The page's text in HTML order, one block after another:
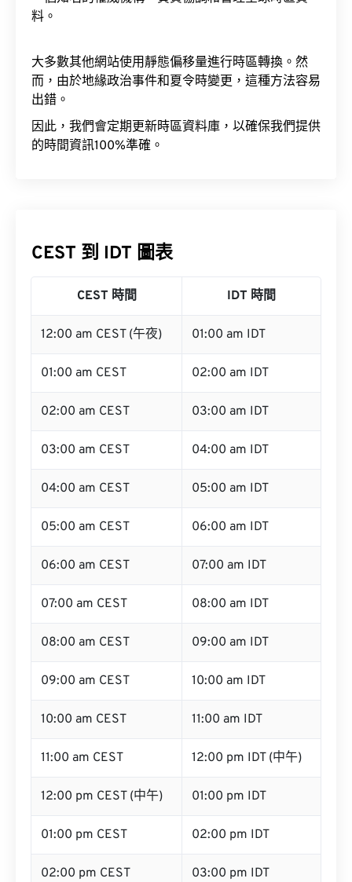
料。
大多數其他網站使用靜態偏移量進行時區轉換。然
而，由於地緣政治事件和夏令時變更，這種方法容易
出錯。
因此，我們會定期更新時區資料庫，以確保我們提供
的時間資訊100%準確。
CEST 到 IDT 圖表
CEST 時間 IDT 時間
12:00 am CEST (午夜) 01:00 am IDT
01:00 am CEST 02:00 am IDT
02:00 am CEST 03:00 am IDT
03:00 am CEST 04:00 am IDT
04:00 am CEST 05:00 am IDT
05:00 am CEST 06:00 am IDT
06:00 am CEST 07:00 am IDT
07:00 am CEST 08:00 am IDT
08:00 am CEST 09:00 am IDT
09:00 am CEST 10:00 am IDT
10:00 am CEST 11:00 am IDT
11:00 am CEST 12:00 pm IDT (中午)
12:00 pm CEST (中午) 01:00 pm IDT
01:00 pm CEST 02:00 pm IDT
02:00 pm CEST 03:00 pm IDT